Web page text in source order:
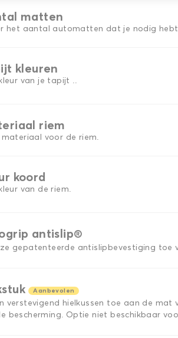
matten
het aantal automatten dat je nodig
kleuren
van je tapijt ..
riem
materiaal voor de riem.
koord
van de riem.
antislip®
gepatenteerde antislipbevestiging toe
Aanbevolen
verstevigend hielkussen toe aan de mat
bescherming. Optie niet beschikbaar